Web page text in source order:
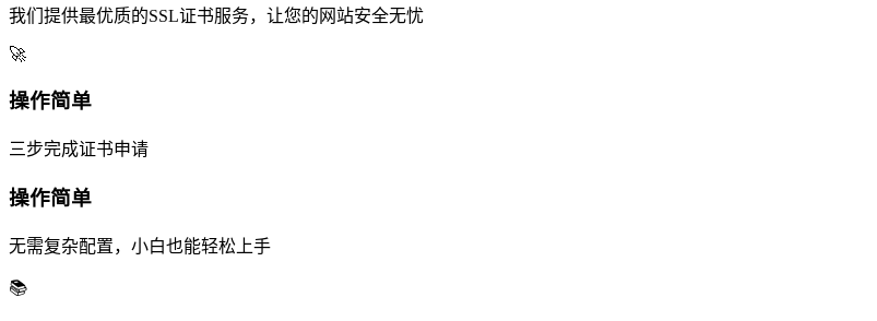
我们提供最优质的SSL证书服务，让您的网站安全无忧
🚀
操作简单
三步完成证书申请
操作简单
无需复杂配置，小白也能轻松上手
📚️